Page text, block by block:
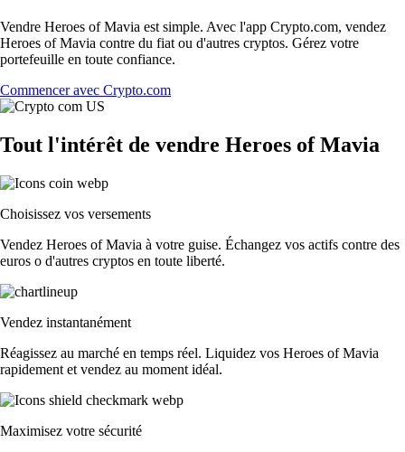
Vendre Heroes of Mavia est simple. Avec l'app Crypto.com, vendez
Heroes of Mavia contre du fiat ou d'autres cryptos. Gérez votre
portefeuille en toute confiance.
Commencer avec Crypto.com
Tout l'intérêt de vendre Heroes of Mavia
Choisissez vos versements
Vendez Heroes of Mavia à votre guise. Échangez vos actifs contre des
euros o d'autres cryptos en toute liberté.
Vendez instantanément
Réagissez au marché en temps réel. Liquidez vos Heroes of Mavia
rapidement et vendez au moment idéal.
Maximisez votre sécurité